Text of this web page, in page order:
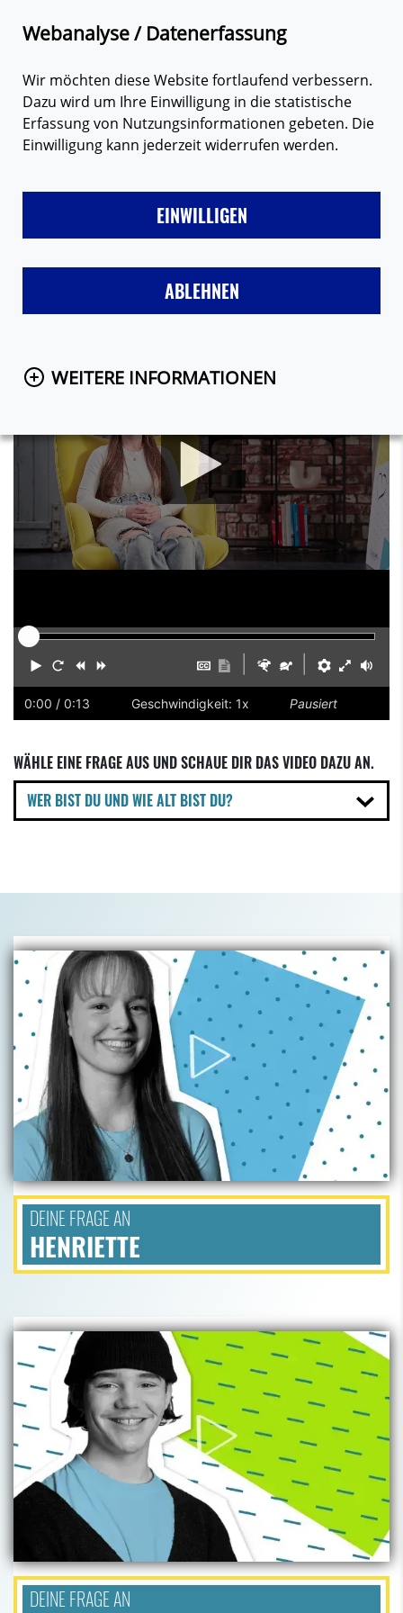
Webanalyse / Datenerfassung
Wir möchten diese Website fortlaufend verbessern.
Dazu wird um Ihre Einwilligung in die statistische
Erfassung von Nutzungsinformationen gebeten. Die
Einwilligung kann jederzeit widerrufen werden.
EINWILLIGEN
ABLEHNEN
WEITERE INFORMATIONEN
#VIDEOS
DEINE FRAGE AN
HENRIETTE
Media
Abspielen
Neustart
Untertitel
ausblenden
Transkription
anzeigen
Schneller
Langsamer
0:00 / 0:13 Geschwindigkeit: 1x Pausiert
WÄHLE EINE FRAGE AUS UND SCHAUE DIR DAS VIDEO DAZU AN.
DEINE FRAGE AN
HENRIETTE
DEINE FRAGE AN